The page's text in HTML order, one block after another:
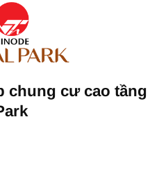
chung cư cao tầng